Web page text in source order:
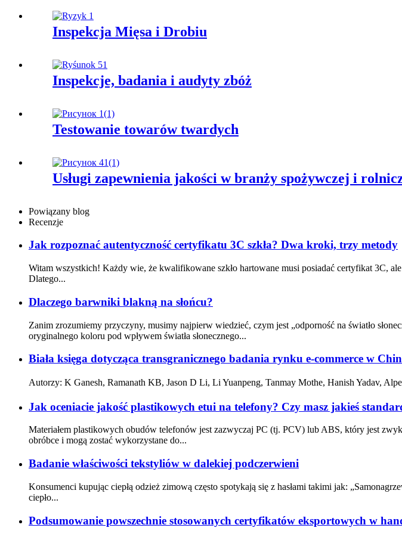
Inspekcja Mięsa i Drobiu
Inspekcje, badania i audyty zbóż
Testowanie towarów twardych
Usługi zapewnienia jakości w branży spożywczej i
Powiązany blog
Recenzje
Jak rozpoznać autentyczność certyfikatu 3C szkła? Dwa kroki, trzy metody
Witam wszystkich! Każdy wie, że kwalifikowane szkło hartowane musi posiadać certyfikat 3C,
Dlatego...
Dlaczego barwniki blakną na słońcu?
Zanim zrozumiemy przyczyny, musimy najpierw wiedzieć, czym jest „odporność na światło
oryginalnego koloru pod wpływem światła słonecznego...
Biała księga dotycząca transgranicznego badania rynku e-commerce w
Autorzy: K Ganesh, Ramanath KB, Jason D Li, Li Yuanpeng, Tanmay Mothe, Hanish Yadav,
Jak oceniacie jakość plastikowych etui na telefony? Czy masz jakieś
Materiałem plastikowych obudów telefonów jest zazwyczaj PC (tj. PCV) lub ABS, który jest
obróbce i mogą zostać wykorzystane do...
Badanie właściwości tekstyliów w dalekiej podczerwieni
Konsumenci kupując ciepłą odzież zimową często spotykają się z hasłami takimi jak:
ciepło...
Podsumowanie powszechnie stosowanych certyfikatów eksportowych w